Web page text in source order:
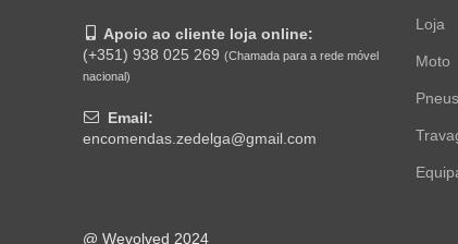
Apoio ao cliente loja online:
(+351) 938 025 269 (Chamada para a rede móvel
nacional)
Email:
encomendas.zedelga@gmail.com
Loja
Moto
Pneus
@ Wevolved 2024